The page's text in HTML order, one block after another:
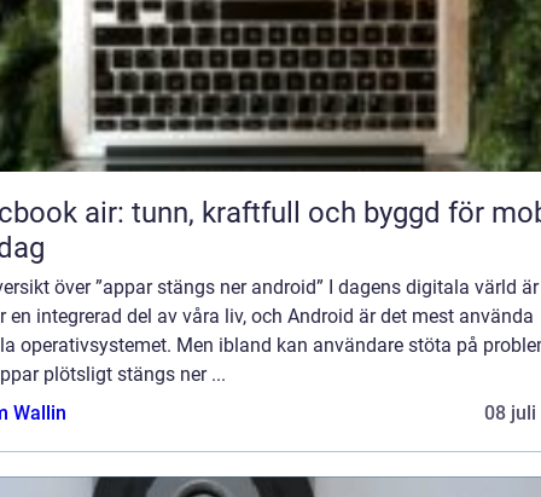
air: tunn, kraftfull och byggd för
över ”appar stängs ner android” I dagens digitala värld är
en integrerad del av våra liv, och Android är det mest använda
operativsystemet. Men ibland kan användare stöta på
plötsligt stängs ner ...
Wallin
08 juli